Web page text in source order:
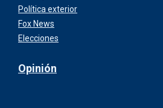
Política exterior
Fox News
Elecciones
Opinión